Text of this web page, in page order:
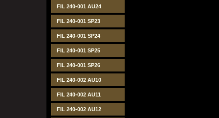
FIL 240-001 AU24
FIL 240-001 SP23
FIL 240-001 SP24
FIL 240-001 SP25
FIL 240-001 SP26
FIL 240-002 AU10
FIL 240-002 AU11
FIL 240-002 AU12